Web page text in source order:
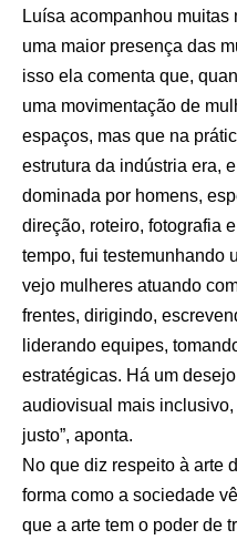
Luísa acompanhou
uma maior presença das
isso ela comenta que,
uma movimentação de
espaços, mas que na
estrutura da indústria era,
dominada por homens,
direção, roteiro, fotografia
tempo, fui testemunhando
vejo mulheres atuando
frentes, dirigindo,
liderando equipes,
estratégicas. Há um
audiovisual mais
justo”, aponta.
No que diz respeito à arte
forma como a sociedade
que a arte tem o poder de